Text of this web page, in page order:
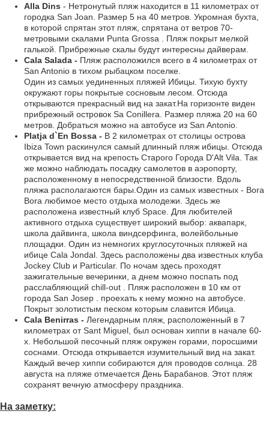
Alla Dins - Нетронутый пляж находится в 11 километрах от
городка San Joan. Размер 5 на 40 метров. Укромная бухта,
в которой спрятан этот пляж, спрятана от ветров 70-
метровыми скалами Punta Grossa . Пляж покрыт мелкой
галькой. Прибрежные скалы будут интересны дайверам.
Cala Salada - Пляж расположился всего в 4 километрах от
San Antonio в тихом рыбацком поселке.
Один из самых уединенных пляжей Ибицы. Тихую бухту
окружают горы покрытые сосновым лесом. Отсюда
открываются прекрасный вид на закат.На горизонте виден
прибрежный островок Sa Conillera. Размер пляжа 20 на 60
метров. Добраться можно на автобусе из San Antonio.
Platja d`En Bossa - В 2 километрах от столицы острова
Ibiza Town раскинулся самый длинный пляж ибицы. Отсюда
открывается вид на крепость Старого Города D'Alt Vila. Так
же можно наблюдать посадку самолетов в аэропорту,
расположенному в непосредственной близости. Вдоль
пляжа располагаются бары.Один из самых известных - Bora
Bora любимое место отдыха молодежи. Здесь же
расположена известный клуб Space. Для любителей
активного отдыха существует широкий выбор: аквапарк,
школа дайвинга, школа виндсерфинга, волейбольные
площадки. Один из немногих круглосуточных пляжей на
ибице Cala Jondal. Здесь расположены два известных клуба
Jockey Club и Particular. По ночам здесь проходят
зажигательные вечеринки, а днем можно поспать под
расслабляющий chill-out . Пляж расположен в 10 км от
города San Josep . проехать к нему можно на автобусе.
Покрыт золотистым песком которым славится Ибица.
Cala Benirras - Легендарным пляж, расположенный в 7
километрах от Sant Miguel, был основан хиппи в начале 60-
х. Небольшой песочный пляж окружен горами, поросшими
соснами. Отсюда открывается изумительный вид на закат.
Каждый вечер хиппи собираются для проводов солнца. 28
августа на пляже отмечается День Барабанов. Этот пляж
сохранят вечную атмосферу праздника.
На заметку: